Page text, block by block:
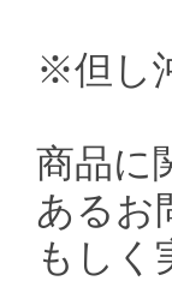
※但し
商品に
あるお
もしく